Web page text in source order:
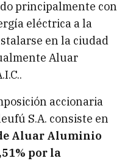
principalmente con
eléctrica a la
en la ciudad
Aluar
accionaria
S.A. consiste en
Aluar Aluminio
por la